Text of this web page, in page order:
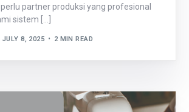
partner produksi yang profesional
sistem […]
JULY 8, 2025 2 MIN READ